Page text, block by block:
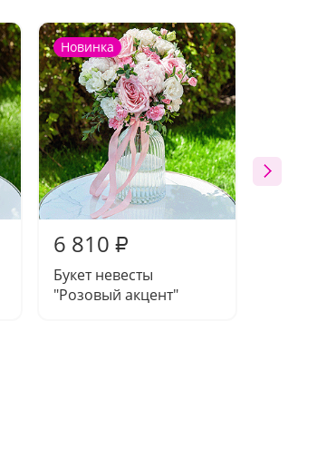
Новинка
6 810 ₽
Букет невесты
"Розовый акцент"